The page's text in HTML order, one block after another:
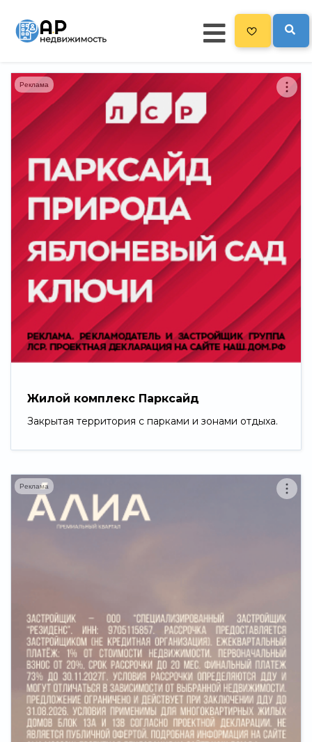
Главная
Все новостройки 3300
Новостройки на карте
Блог
Черный список ЖК
Рекламодателям
Политика конфиденциальности
Карта сайта
Жилой комплекс Парксайд
Закрытая территория с парками и зонами отдыха.
Реклама
Реклама